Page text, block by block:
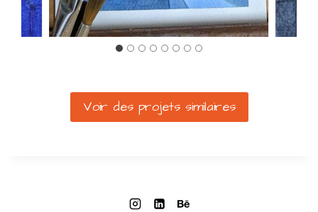
Voir des projets similaires